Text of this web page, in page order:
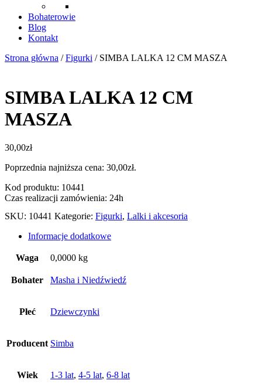
Bohaterowie
Blog
Kontakt
Strona główna /Figurki / SIMBA LALKA 12 CM MASZA
SIMBA LALKA 12 CM
MASZA
30,00zł
Poprzednia najniższa cena: 30,00zł.
Kod produktu: 10441
Czas realizacji zamówienia: 24h
SKU: 10441 Kategorie: Figurki, Lalki i akcesoria
Informacje dodatkowe
Waga 0,0000 kg
Bohater Masha i Niedźwiedź
Płeć Dziewczynki
Producent Simba
Wiek 1-3 lat, 4-5 lat, 6-8 lat